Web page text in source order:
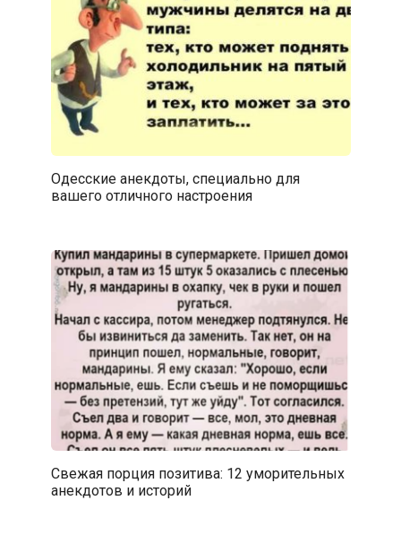
Одесские анекдоты, специально для
вашего отличного настроения
Свежая порция позитива: 12 уморительных
анекдотов и историй